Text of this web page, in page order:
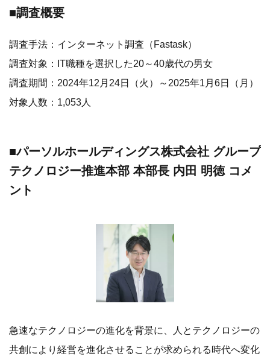
■パーソルホールディングス株式会社 グループ
テクノロジー推進本部 本部長 内田 明徳 コメ
ント
経営の方向性を「テクノロジードリブンの人材サービス企
業」と掲げ、デジタル化を中心とした生産性の改善やデジ
タルプラットフォーム事業でのはたらく機会創出に取り組
んでいます。パーソルグループでは国内社員を対象にした
業）を2021年11月から導入しています。パーソルでは、
副業は、社員の自己実現や経験・価値観・スキルの社会還